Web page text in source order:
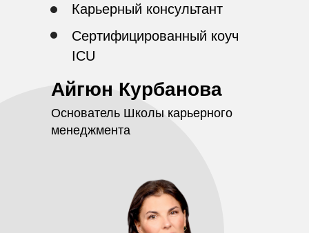
Основатель Школы карьерного
менеджмента
Айгюн Курбанова
Сертифицированный коуч
ICU
Карьерный консультант